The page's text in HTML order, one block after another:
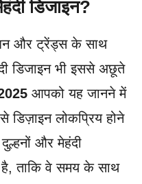
डिजाइन?
और ट्रेंड्स के साथ
डिजाइन भी इससे अछूते
आपको यह जानने में
लोकप्रिय होने
और मेहंदी
है, ताकि वे समय के साथ